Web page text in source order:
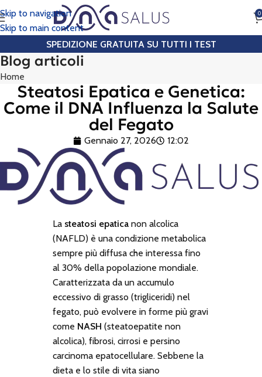
Skip to navigation
Skip to main content
0
SPEDIZIONE GRATUITA SU TUTTI I TEST
Blog articoli
Home
Steatosi Epatica e Genetica:
Come il DNA Influenza la Salute
del Fegato
Gennaio 27, 2026 12:02
La steatosi epaticanon alcolica
(NAFLD) è una condizione metabolica
sempre più diffusa che interessa fino
al 30% della popolazione mondiale.
Caratterizzata da un accumulo
eccessivo di grasso (trigliceridi) nel
fegato, può evolvere in forme più gravi
come NASH (steatoepatite non
alcolica), fibrosi, cirrosi e persino
carcinoma epatocellulare. Sebbene la
dieta e lo stile di vita siano